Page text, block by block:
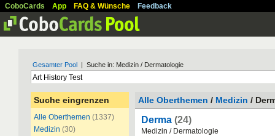
CoboCards App FAQ & Wünsche Feedback
Gesamter Pool | Suche in: Medizin / Dermatologie
Suche eingrenzen
Alle Oberthemen (1337)
Medizin (30)
Alle Oberthemen / Medizin /
Derma (24)
Medizin / Dermatologie